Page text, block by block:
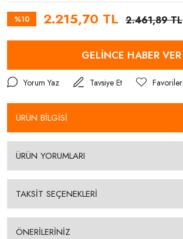
%10 2.215,70 TL 2.461,89 TL
GELİNCE HABER VER
Yorum Yaz Tavsiye Et
ÜRÜN BİLGİSİ
ÜRÜN YORUMLARI
TAKSİT SEÇENEKLERİ
ÖNERİLERİNİZ